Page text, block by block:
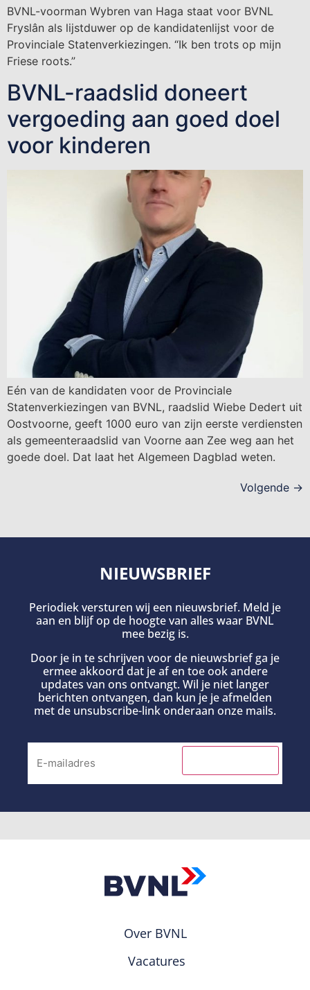
BVNL-voorman Wybren van Haga staat voor BVNL
Fryslân als lijstduwer op de kandidatenlijst voor de
Provinciale Statenverkiezingen. “Ik ben trots op mijn
Friese roots.”
BVNL-raadslid doneert
vergoeding aan goed doel
voor kinderen
Eén van de kandidaten voor de Provinciale
Statenverkiezingen van BVNL, raadslid Wiebe Dedert uit
Oostvoorne, geeft 1000 euro van zijn eerste verdiensten
als gemeenteraadslid van Voorne aan Zee weg aan het
goede doel. Dat laat het Algemeen Dagblad weten.
Volgende →
NIEUWSBRIEF
Periodiek versturen wij een nieuwsbrief. Meld je
aan en blijf op de hoogte van alles waar BVNL
mee bezig is.
Door je in te schrijven voor de nieuwsbrief ga je
ermee akkoord dat je af en toe ook andere
updates van ons ontvangt. Wil je niet langer
berichten ontvangen, dan kun je je afmelden
met de unsubscribe-link onderaan onze mails.
Over BVNL
Vacatures